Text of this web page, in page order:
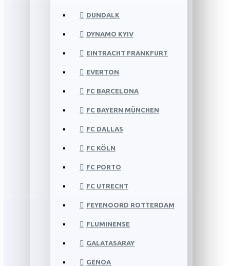
DUNDALK
DYNAMO KYIV
EINTRACHT FRANKFURT
EVERTON
FC BARCELONA
FC BAYERN MÜNCHEN
FC DALLAS
FC KÖLN
FC PORTO
FC UTRECHT
FEYENOORD ROTTERDAM
FLUMINENSE
GALATASARAY
GENOA